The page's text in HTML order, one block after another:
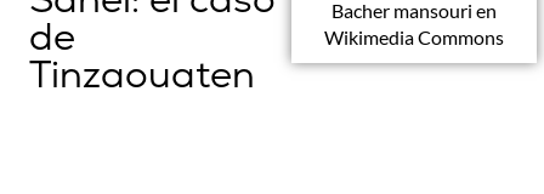
de
Tinzaouaten
Bacher mansouri en
Wikimedia Commons